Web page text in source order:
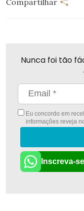
Compartilhar
Nunca foi tão
Eu concordo em
informações reveja
Inscreva-se